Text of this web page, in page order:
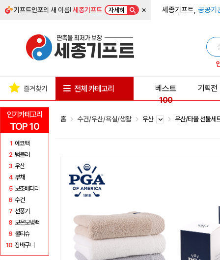
기프트인포의 새 이름!세종기프트 자세히 × 세종기프트, 공공기
인기카테고리
TOP 10
1 에코백
2 텀블러
3 우산
4 부채
5 보조배터리
6 수건
7 선풍기
8 보온보냉백
9 물티슈
10 장바구니
즐겨찾기 전체 카테고리
베스트
100
기획전
홈 수건/우산/욕실/생활 우산 우산/타올 선물세